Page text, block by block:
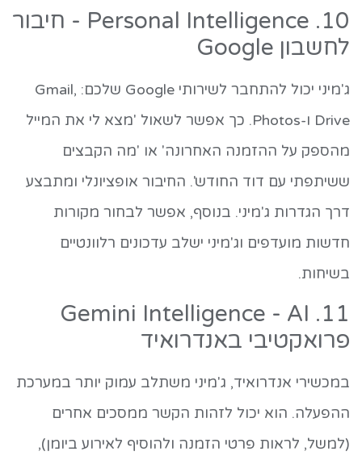
10. Personal Intelligence - חיבור
לחשבון Google
ג'מיני יכול להתחבר לשירותי Google שלכם: Gmail,
Drive ו-Photos. כך אפשר לשאול 'מצא לי את המייל
מהספק על ההזמנה האחרונה' או 'מה הקבצים
ששיתפתי עם דוד החודש'. החיבור אופציונלי ומתבצע
דרך הגדרות ג'מיני. בנוסף, אפשר לבחור מקורות
חדשות מועדפים וג'מיני ישלב עדכונים רלוונטיים
בשיחות.
11. Gemini Intelligence - AI
פרואקטיבי באנדרואיד
במכשירי אנדרואיד, ג'מיני משתלב עמוק יותר במערכת
ההפעלה. הוא יכול לזהות הקשר ממסכים אחרים
(למשל, לראות פרטי הזמנה ולהוסיף לאירוע ביומן),